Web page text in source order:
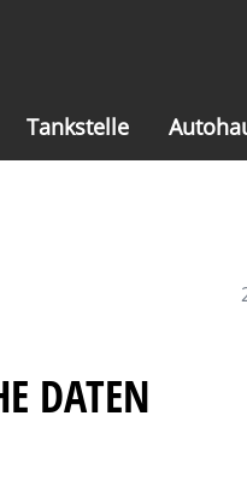
Tankstelle
DATEN